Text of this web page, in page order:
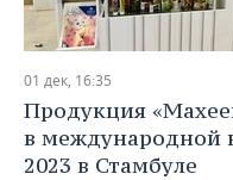
ОТКРЫТАЯ ЛЕКЦИЯ
БАСКЕТБОЛ
ВОЛЕЙБОЛ
КИБЕРСПОРТ
ИНФРАСТРУКТУРА
ИСТОРИЯ
КУЛЬТУРА
СПРАВОЧНИК
СПИСОК ПЕРСОН
СПИСОК КОМПАНИЙ
ПОЛНАЯ ВЕРСИЯ
01 дек, 16:35
Продукция
в международной
2023 в Стамбуле